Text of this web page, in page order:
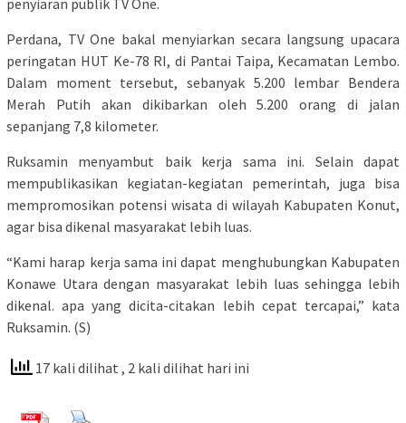
Perdana, TV One bakal menyiarkan secara langsung upacara
peringatan HUT Ke-78 RI, di Pantai Taipa, Kecamatan Lembo.
Dalam moment tersebut, sebanyak 5.200 lembar Bendera
Merah Putih akan dikibarkan oleh 5.200 orang di jalan
sepanjang 7,8 kilometer.
Ruksamin menyambut baik kerja sama ini. Selain dapat
mempublikasikan kegiatan-kegiatan pemerintah, juga bisa
mempromosikan potensi wisata di wilayah Kabupaten Konut,
agar bisa dikenal masyarakat lebih luas.
“Kami harap kerja sama ini dapat menghubungkan Kabupaten
Konawe Utara dengan masyarakat lebih luas sehingga lebih
dikenal. apa yang dicita-citakan lebih cepat tercapai,” kata
Ruksamin. (S)
17 kali dilihat , 2 kali dilihat hari ini